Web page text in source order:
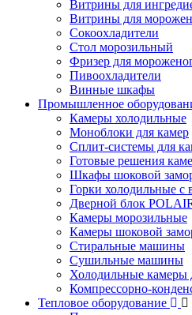
Витрины для
Витрины для
Сокоохладители
Стол морозильный
Фризер для
Пивоохладители
Винные шкафы
Промышленное
Камеры холодильные
Моноблоки для камер
Сплит-системы для
Готовые решения
Шкафы шоковой
Горки холодильные с
Дверной блок
Камеры морозильные
Камеры шоковой
Стиральные машины
Сушильные машины
Холодильные камеры
Компрессорно-
Тепловое оборудование